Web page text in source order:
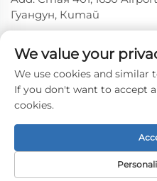
Гуандун, Китай
Телефон/Wechat/
+86 15180199394 +86
Имейл:[email protected]
Copyright © 2024 by
Политика
We value your
We use cookies and similar
If you don't want to accept
cookies.